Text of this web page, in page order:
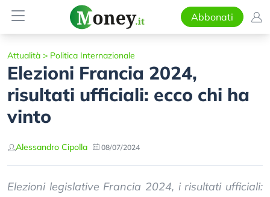
Abbonati
Attualità > Politica Internazionale
Elezioni Francia 2024,
risultati ufficiali: ecco chi ha
vinto
Alessandro Cipolla 08/07/2024
Elezioni legislative Francia 2024, i risultati ufficiali: